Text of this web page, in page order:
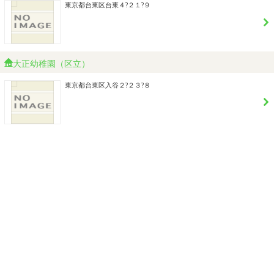
東京都台東区台東４?２１?９
大正幼稚園（区立）
東京都台東区入谷２?２３?８